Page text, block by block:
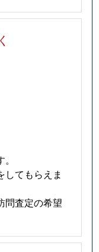
してもらえま
問査定の希望